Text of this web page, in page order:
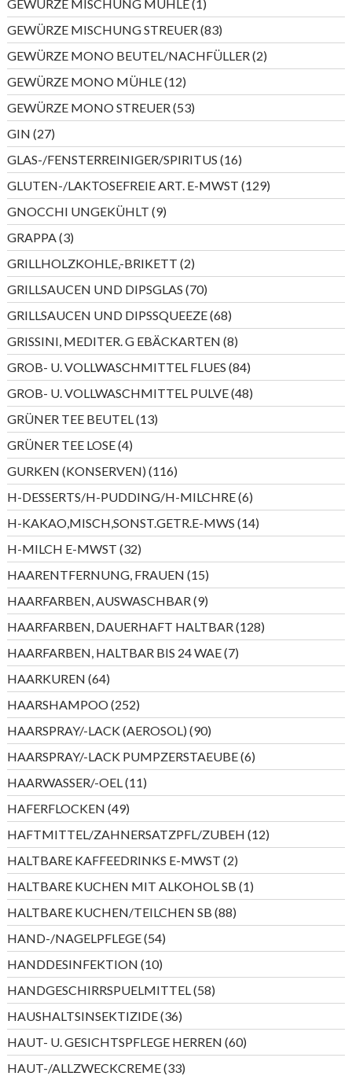
GEWÜRZE MISCHUNG MÜHLE 1
Produkt
GEWÜRZE MISCHUNG STREUER 8383
Produkte
GEWÜRZE MONO BEUTEL/NACHFÜLLER 22
Produkte
GEWÜRZE MONO MÜHLE 1212
Produkte
GEWÜRZE MONO STREUER 5353
Produkte
GIN 2727
Produkte
GLAS-/FENSTERREINIGER/SPIRITUS 1616
Produkte
GLUTEN-/LAKTOSEFREIE ART. E-MWST 129129
Produkte
GNOCCHI UNGEKÜHLT 99
Produkte
GRAPPA 33
Produkte
GRILLHOLZKOHLE,-BRIKETT 22
Produkte
GRILLSAUCEN UND DIPSGLAS 7070
Produkte
GRILLSAUCEN UND DIPSSQUEEZE 6868
Produkte
GRISSINI, MEDITER. G EBÄCKARTEN 88
Produkte
GROB- U. VOLLWASCHMITTEL FLUES 8484
Produkte
GROB- U. VOLLWASCHMITTEL PULVE 4848
Produkte
GRÜNER TEE BEUTEL 1313
Produkte
GRÜNER TEE LOSE 44
Produkte
GURKEN (KONSERVEN) 116116
Produkte
H-DESSERTS/H-PUDDING/H-MILCHRE 66
Produkte
H-KAKAO,MISCH,SONST.GETR.E-MWS 1414
Produkte
H-MILCH E-MWST 3232
Produkte
HAARENTFERNUNG, FRAUEN 1515
Produkte
HAARFARBEN, AUSWASCHBAR 99
Produkte
HAARFARBEN, DAUERHAFT HALTBAR 128128
Produkte
HAARFARBEN, HALTBAR BIS 24 WAE 77
Produkte
HAARKUREN 6464
Produkte
HAARSHAMPOO 252252
Produkte
HAARSPRAY/-LACK (AEROSOL) 9090
Produkte
HAARSPRAY/-LACK PUMPZERSTAEUBE 66
Produkte
HAARWASSER/-OEL 1111
Produkte
HAFERFLOCKEN 4949
Produkte
HAFTMITTEL/ZAHNERSATZPFL/ZUBEH 1212
Produkte
HALTBARE KAFFEEDRINKS E-MWST 22
Produkte
HALTBARE KUCHEN MIT ALKOHOL SB 11
Produkt
HALTBARE KUCHEN/TEILCHEN SB 8888
Produkte
HAND-/NAGELPFLEGE 5454
Produkte
HANDDESINFEKTION 1010
Produkte
HANDGESCHIRRSPUELMITTEL 5858
Produkte
HAUSHALTSINSEKTIZIDE 3636
Produkte
HAUT- U. GESICHTSPFLEGE HERREN 6060
Produkte
HAUT-/ALLZWECKCREME 3333